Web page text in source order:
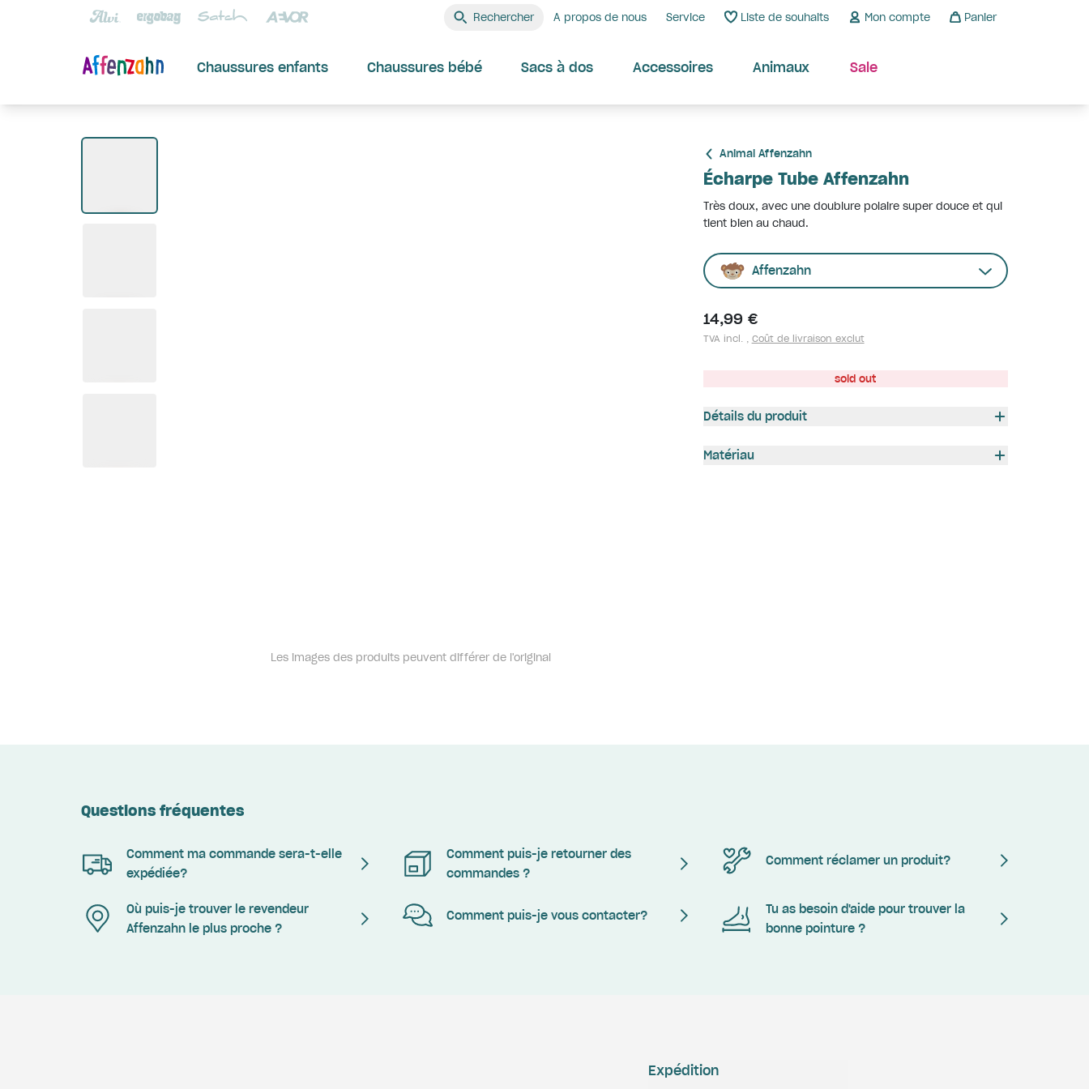
Rechercher A propos de nous Service Liste de souhaits Mon compte Panier
Chaussures enfants Chaussures bébé Sacs à dos Accessoires Animaux Sale
Les images des produits peuvent différer de l'original
Animal Affenzahn
Écharpe Tube Affenzahn
Très doux, avec une doublure polaire super douce et qui
tient bien au chaud.
Affenzahn
14,99 €
TVA incl. , Coût de livraison exclut
sold out
Détails du produit
Matériau
Questions fréquentes
Comment ma commande sera-t-elle
expédiée?
Comment puis-je retourner des
commandes ?
Comment réclamer un produit?
Où puis-je trouver le revendeur
Affenzahn le plus proche ?
Comment puis-je vous contacter?
Tu as besoin d'aide pour trouver la
bonne pointure ?
Expédition